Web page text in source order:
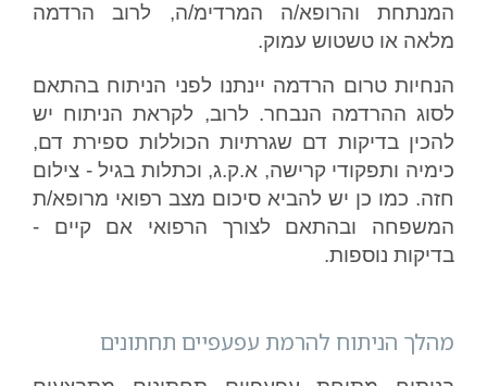
המנתחת והרופא/ה המרדימ/ה, לרוב הרדמה
מלאה או טשטוש עמוק.
הנחיות טרום הרדמה יינתנו לפני הניתוח בהתאם
לסוג ההרדמה הנבחר. לרוב, לקראת הניתוח יש
להכין בדיקות דם שגרתיות הכוללות ספירת דם,
כימיה ותפקודי קרישה, א.ק.ג, וכתלות בגיל - צילום
חזה. כמו כן יש להביא סיכום מצב רפואי מרופא/ת
המשפחה ובהתאם לצורך הרפואי אם קיים -
בדיקות נוספות.
מהלך הניתוח להרמת עפעפיים תחתונים